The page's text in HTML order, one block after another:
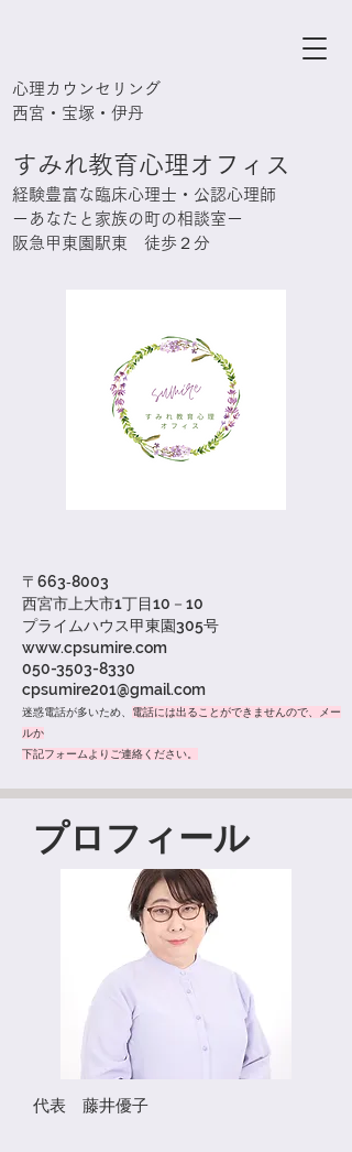
心理カウンセリング
西宮・宝塚・伊丹
すみれ教育心理オフィス
経験豊富な臨床心理士・公認心理師
ーあなたと家族の町の相談室ー
阪急甲東園駅東 徒歩２分
〒663‐8003
西宮市上大市1丁目10－10
​プライムハウス甲東園305号
www.cpsumire.com
050-3503-8330
cpsumire201@gmail.com
迷惑電話が多いため、 電話には出ることができ ませんので、メー
ルか
下記フォームよりご連絡ください。
プロフィール
代表 藤井優子